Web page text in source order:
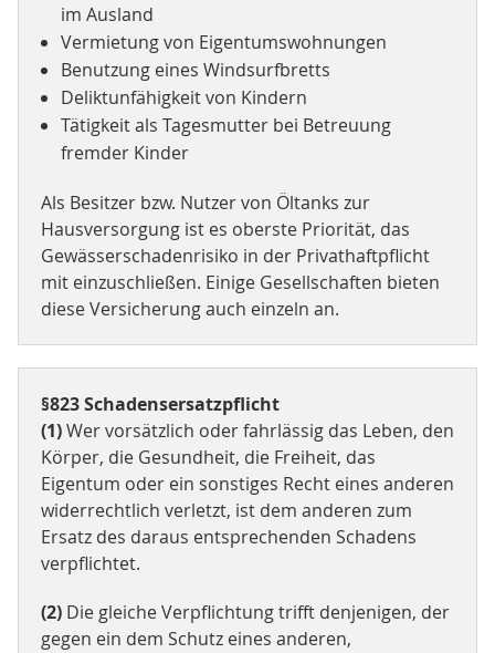
im Ausland
Vermietung von Eigentumswohnungen
Benutzung eines Windsurfbretts
Deliktunfähigkeit von Kindern
Tätigkeit als Tagesmutter bei Betreuung
fremder Kinder
Als Besitzer bzw. Nutzer von Öltanks zur
Hausversorgung ist es oberste Priorität, das
Gewässerschadenrisiko in der Privathaftpflicht
mit einzuschließen. Einige Gesellschaften bieten
diese Versicherung auch einzeln an.
§823 Schadensersatzpflicht
(1)Wer vorsätzlich oder fahrlässig das Leben, den
Körper, die Gesundheit, die Freiheit, das
Eigentum oder ein sonstiges Recht eines anderen
widerrechtlich verletzt, ist dem anderen zum
Ersatz des daraus entsprechenden Schadens
verpflichtet.
(2) Die gleiche Verpflichtung trifft denjenigen, der
gegen ein dem Schutz eines anderen,